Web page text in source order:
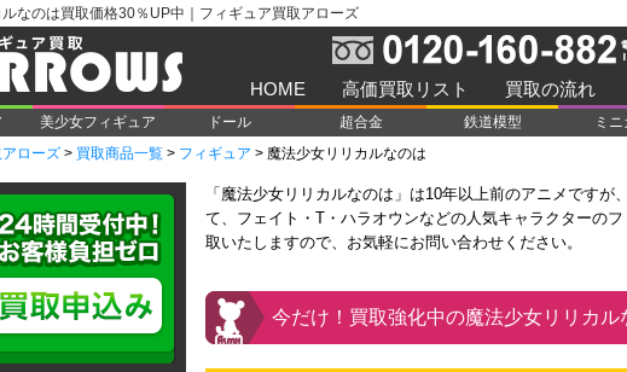
なのは買取価格30％UP中｜フィギュア買取アローズ
買取の流れ
高価買取リスト
HOME
美少女フィギュア ドール 超合金 鉄道模型 ミ
ローズ > 買取商品一覧 > フィギュア > 魔法少女リリカルなのは
「魔法少女リリカルなのは」は10年以上前のアニメです
て、フェイト・T・ハラオウンなどの人気キャラクターの
取いたしますので、お気軽にお問い合わせください。
今だけ！買取強化中の魔法少女リリカル